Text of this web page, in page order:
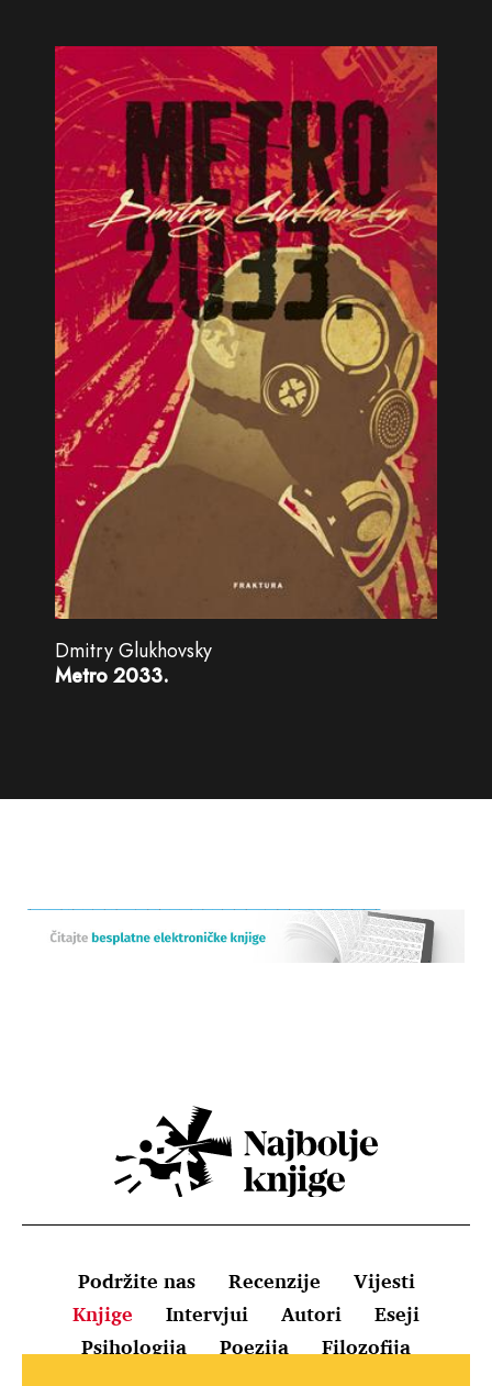
Dmitry Glukhovsky
Metro 2033.
Podržite nas Recenzije
Vijesti
Knjige
Intervjui Autori
Eseji
Psihologija
Poezija Filozofija